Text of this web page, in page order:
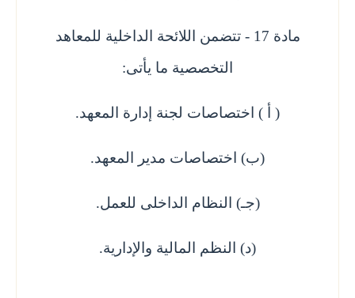
مادة 17 - تتضمن اللائحة الداخلية للمعاهد
التخصصية ما يأتى:
( أ ) اختصاصات لجنة إدارة المعهد.
(ب) اختصاصات مدير المعهد.
(جـ) النظام الداخلى للعمل.
(د) النظم المالية والإدارية.